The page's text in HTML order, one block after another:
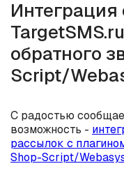
обратного
Script/
С радостью
возможность -
рассылок с
Shop-Script/